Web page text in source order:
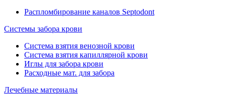
Распломбирование каналов Septodont
Системы забора крови
Система взятия венозной крови
Система взятия капиллярной крови
Иглы для забора крови
Расходные мат. для забора
Лечебные материалы